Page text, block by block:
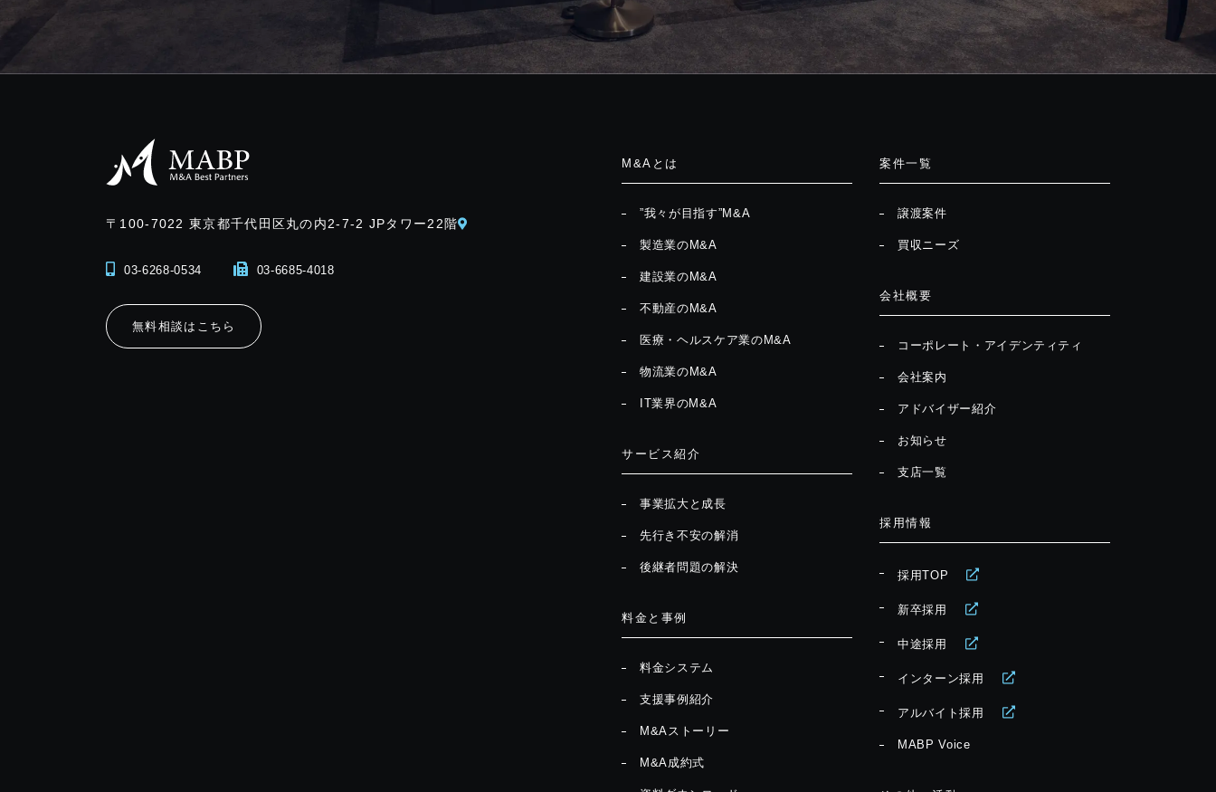
〒100-7022東京都千代田区丸の内2-7-2 JPタワー22階
03-6268-0534 03-6685-4018
無料相談はこちら
M&Aとは
”我々が目指す”M&A
製造業のM&A
建設業のM&A
不動産のM&A
医療・ヘルスケア業のM&A
物流業のM&A
IT業界のM&A
サービス紹介
事業拡大と成長
先行き不安の解消
後継者問題の解決
料金と事例
料金システム
支援事例紹介
M&Aストーリー
M&A成約式
案件一覧
譲渡案件
買収ニーズ
会社概要
コーポレート・アイデンティティ
会社案内
アドバイザー紹介
お知らせ
支店一覧
採用情報
採用TOP
新卒採用
中途採用
インターン採用
アルバイト採用
MABP Voice